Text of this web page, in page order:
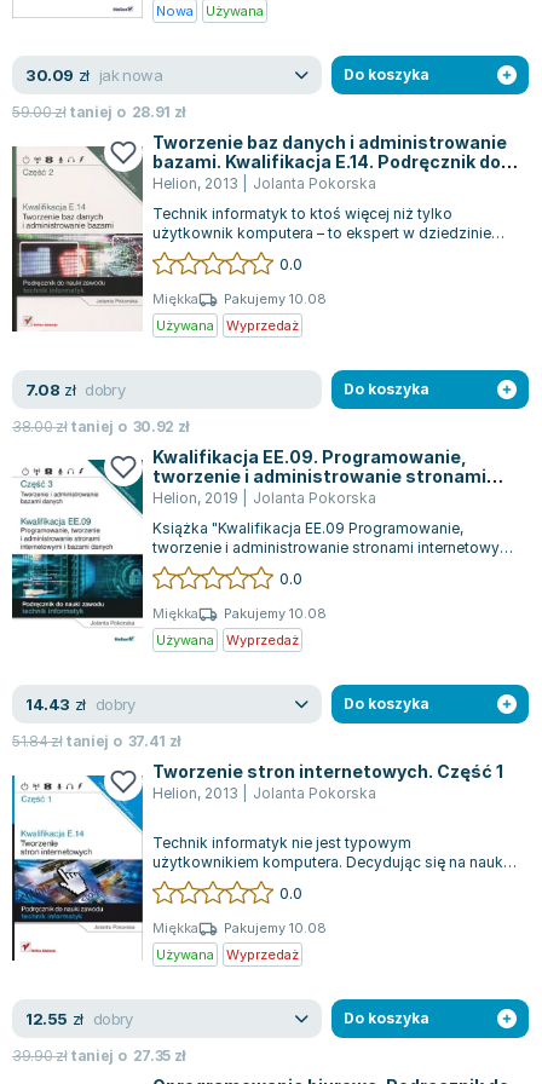
Książki do nauk przyrodniczych dla studentów
Książki do nauk społecznych dla studentów
Książki do nauk ścisłych dla studentów
Prawo - książki dla studentów
Technologia żywności - książki
Zarządzanie i marketing - książki
Nauka języków obcych - książki
Podręczniki dla nauczycieli - metodyka
Repetytoria, testy i materiały pomocnicze
Wanda Chotomska
Józef Ignacy Kraszewski
Clive Staples Lewis
Martyna Wojciechowska
Melissa De la Cruz
Blanka Lipińska
Jaś Kapela
Agatha Christie
Marcin Kowalczyk
Piotr Zychowicz
Joanna Jabłczyńska
Piotr Kościelny
Jan Piński
Zygmunt Freud
Agata Passent
Michel Moran
Katarzyna Miller
Antoine de Saint Exupery
Lew Tołstoj
Mark Twain
Marcin Meller
Paulina Młynarska
ks. Piotr Pawlukiewicz
Jarosław Sokołowski
Piotr Semka
Jarosław Iwaszkiewicz
Nowa
Używana
30.09 zł jak nowa
59.00złtaniej o 28.91 zł
Do koszyka
Tworzenie baz danych i administrowanie
bazami. Kwalifikacja E.14. Podręcznik do
nauki zawodu technik informatyk. Część 2
Helion, 2013
Jolanta Pokorska
Technik informatyk to ktoś więcej niż tylko
użytkownik komputera – to ekspert w dziedzinie
technologii. Wybór szkoły o kierunku te...
0.0
Miękka
Pakujemy 10.08
Używana
Wyprzedaż
7.08 zł dobry
38.00złtaniej o 30.92 zł
Do koszyka
Kwalifikacja EE.09. Programowanie,
tworzenie i administrowanie stronami
internetowymi i bazami danych. Część 3.
danych. Podręcznik do nauki zawodu
technik i
Helion, 2019
Jolanta Pokorska
Książka "Kwalifikacja EE.09 Programowanie,
tworzenie i administrowanie stronami internetowymi
i bazami danych cz.3 Tworzenie i adm...
0.0
Miękka
Pakujemy 10.08
Używana
Wyprzedaż
14.43 zł dobry
51.84złtaniej o 37.41 zł
Do koszyka
Tworzenie stron internetowych. Część 1
Helion, 2013 Jolanta Pokorska
Technik informatyk nie jest typowym
użytkownikiem komputera. Decydując się na naukę
w szkole o takim profilu, uczniowie stopniowo...
0.0
Miękka
Pakujemy 10.08
Używana
Wyprzedaż
12.55 zł dobry
39.90złtaniej o 27.35 zł
Do koszyka